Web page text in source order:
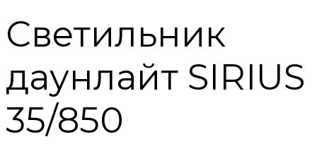
Светильник
даунлайт SIRIUS
35/850